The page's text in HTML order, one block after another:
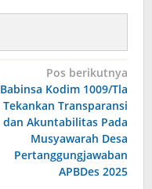
Pos berikutnya
Babinsa Kodim 1009/Tla
Tekankan Transparansi
dan Akuntabilitas Pada
Musyawarah Desa
Pertanggungjawaban
APBDes 2025